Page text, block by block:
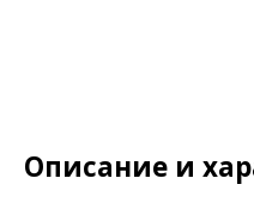
Описание и